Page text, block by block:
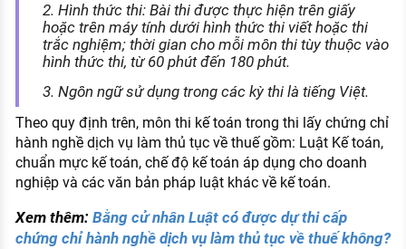
2. Hình thức thi: Bài thi được thực hiện trên giấy
hoặc trên máy tính dưới hình thức thi viết hoặc thi
trắc nghiệm; thời gian cho mỗi môn thi tùy thuộc vào
hình thức thi, từ 60 phút đến 180 phút.
3. Ngôn ngữ sử dụng trong các kỳ thi là tiếng Việt.
Theo quy định trên, môn thi kế toán trong thi lấy chứng chỉ
hành nghề dịch vụ làm thủ tục về thuế gồm: Luật Kế toán,
chuẩn mực kế toán, chế độ kế toán áp dụng cho doanh
nghiệp và các văn bản pháp luật khác về kế toán.
Xem thêm: Bằng cử nhân Luật có được dự thi cấp
chứng chỉ hành nghề dịch vụ làm thủ tục về thuế không?